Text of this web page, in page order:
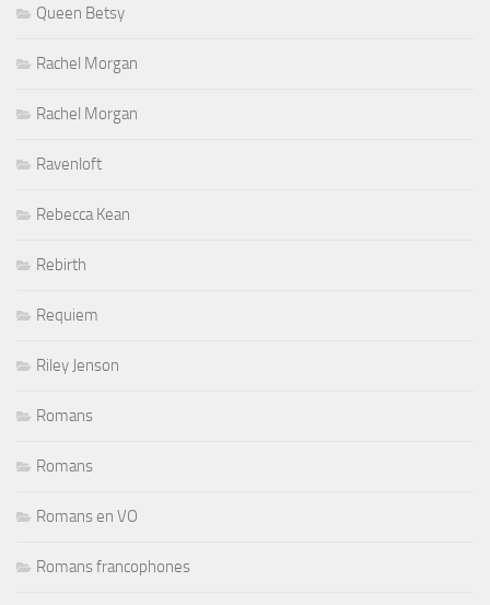
Queen Betsy
Rachel Morgan
Rachel Morgan
Ravenloft
Rebecca Kean
Rebirth
Requiem
Riley Jenson
Romans
Romans
Romans en VO
Romans francophones